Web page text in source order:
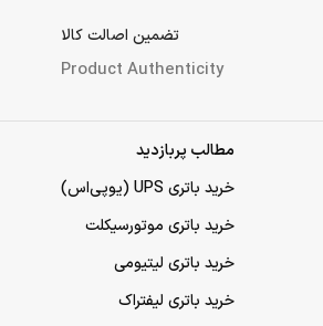
تضمین اصالت کالا
Product Authenticity
مطالب پربازدید
خرید باتری UPS (یو‌پی‌اس)
خرید باتری موتورسیکلت
خرید باتری لیتیومی
خرید باتری لیفتراک